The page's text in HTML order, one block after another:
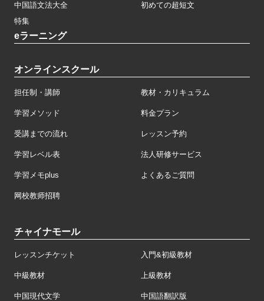
中国語文法大全
初めての超短文
特集
eラーニング
オンラインスクール
担任制・講師 教材・カリキュラム
学習メソッド 料金プラン
受講までの流れ レッスン予約
学習レベル表 法人研修サービス
学習メモplus よくあるご質問
网校教师招聘
チャイナモール
レッスンチケット 入門&初級教材
中級教材 上級教材
中国現代文学 中国語翻訳版